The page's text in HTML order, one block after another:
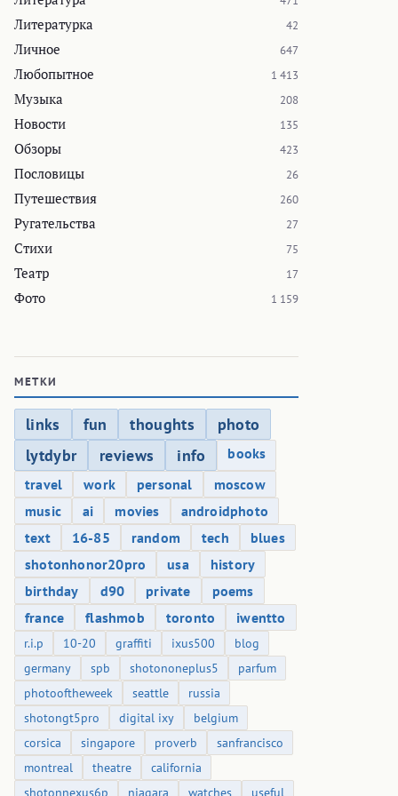
Литературка 42
Личное 647
Любопытное 1 413
Музыка 208
Новости 135
Обзоры 423
Пословицы 26
Путешествия 260
Ругательства 27
Стихи 75
Театр 17
Фото 1 159
МЕТКИ
links fun thoughts
photo
lytdybr
reviews info
books
travel
work personal
moscow
music
ai movies
androidphoto
text
16-85 random tech
blues
shotonhonor20pro
usa
history
birthday
d90 private
poems
france
flashmob toronto iwentto
r.i.p 10-20 graffiti ixus500
blog
germany
spb shotononeplus5
parfum
photooftheweek
seattle
russia
shotongt5pro
digital ixy
belgium
corsica
singapore proverb
sanfrancisco
montreal
theatre
california
shotonnexus6p
niagara watches useful